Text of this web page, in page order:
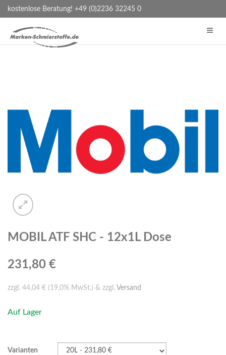
kostenlose Beratung! +49 (0)2236 32245 0
MOBIL ATF SHC - 12x1L Dose
231,80 €
zzgl. 44,04 € (19,0% MwSt.) & zzgl. Versand
Auf Lager
Varianten